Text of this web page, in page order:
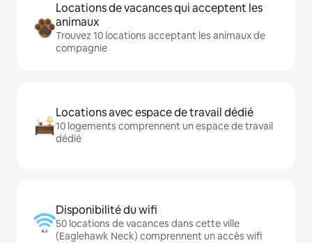
Locations de vacances qui acceptent les
animaux
Trouvez 10 locations acceptant les animaux de
compagnie
Locations avec espace de travail dédié
10 logements comprennent un espace de travail
dédié
Disponibilité du wifi
50 locations de vacances dans cette ville
(Eaglehawk Neck) comprennent un accès wifi